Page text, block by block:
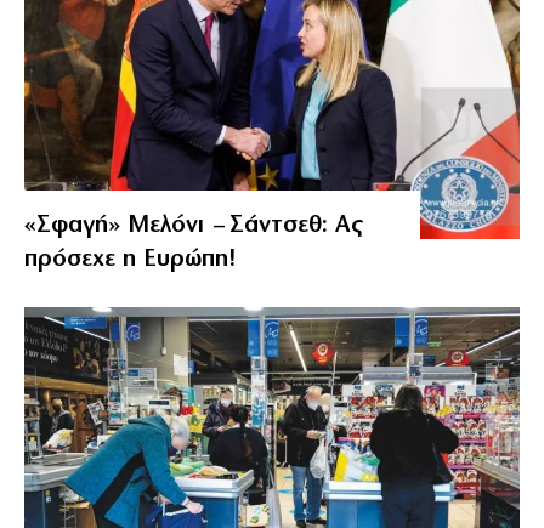
«Σφαγή» Μελόνι – Σάντσεθ: Ας
πρόσεχε η Ευρώπη!